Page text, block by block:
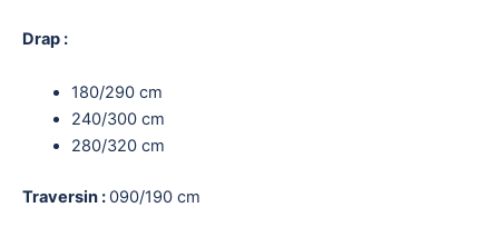
Drap :
180/290 cm
240/300 cm
280/320 cm
Traversin :090/190 cm